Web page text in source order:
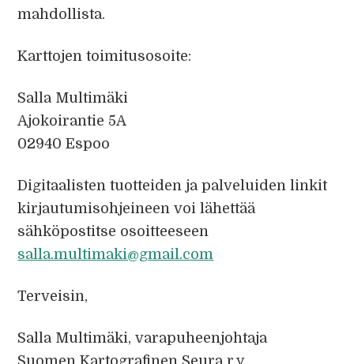
mahdollista.
Karttojen toimitusosoite:
Salla Multimäki
Ajokoirantie 5A
02940 Espoo
Digitaalisten tuotteiden ja palveluiden linkit
kirjautumisohjeineen voi lähettää
sähköpostitse osoitteeseen
salla.multimaki@gmail.com
Terveisin,
Salla Multimäki, varapuheenjohtaja
Suomen Kartografinen Seura r.y.